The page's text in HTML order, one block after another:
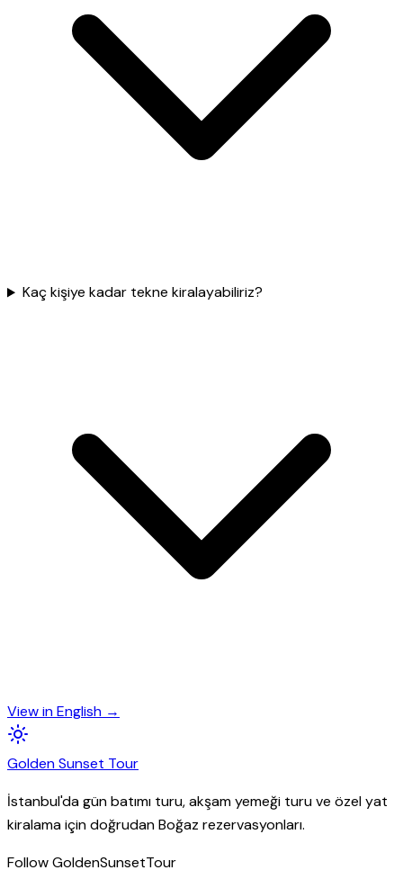
Kaç kişiye kadar tekne kiralayabiliriz?
View in English →
GoldenSunset Tour
İstanbul'da gün batımı turu, akşam yemeği turu ve özel yat
kiralama için doğrudan Boğaz rezervasyonları.
Follow GoldenSunsetTour